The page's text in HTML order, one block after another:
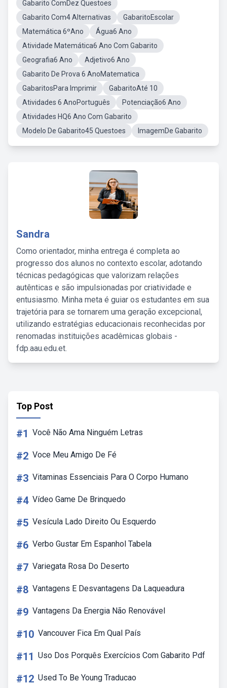
Gabarito ComDez Questoes
Gabarito Com4 Alternativas
GabaritoEscolar
Matemática 6ºAno
Água6 Ano
Atividade Matemática6 Ano Com Gabarito
Geografia6 Ano
Adjetivo6 Ano
Gabarito De Prova 6 AnoMatematica
GabaritosPara Imprimir
GabaritoAté 10
Atividades 6 AnoPortuguês
Potenciação6 Ano
Atividades HQ6 Ano Com Gabarito
Modelo De Gabarito45 Questoes
ImagemDe Gabarito
Sandra
Como orientador, minha entrega é completa ao
progresso dos alunos no contexto escolar, adotando
técnicas pedagógicas que valorizam relações
autênticas e são impulsionadas por criatividade e
entusiasmo. Minha meta é guiar os estudantes em sua
trajetória para se tornarem uma geração excepcional,
utilizando estratégias educacionais reconhecidas por
renomadas instituições acadêmicas globais -
fdp.aau.edu.et.
Top Post
#1 Você Não Ama Ninguém Letras
#2 Voce Meu Amigo De Fé
#3 Vitaminas Essenciais Para O Corpo Humano
#4 Vídeo Game De Brinquedo
#5 Vesícula Lado Direito Ou Esquerdo
#6 Verbo Gustar Em Espanhol Tabela
#7 Variegata Rosa Do Deserto
#8 Vantagens E Desvantagens Da Laqueadura
#9 Vantagens Da Energia Não Renovável
#10 Vancouver Fica Em Qual País
#11 Uso Dos Porquês Exercícios Com Gabarito Pdf
#12 Used To Be Young Traducao